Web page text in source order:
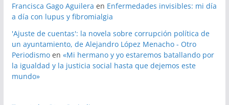
Francisca Gago Aguilera en Enfermedades invisibles: mi día
a día con lupus y fibromialgia
'Ajuste de cuentas': la novela sobre corrupción política de
un ayuntamiento, de Alejandro López Menacho - Otro
Periodismoen «Mi hermano y yo estaremos batallando por
la igualdad y la justicia social hasta que dejemos este
mundo»